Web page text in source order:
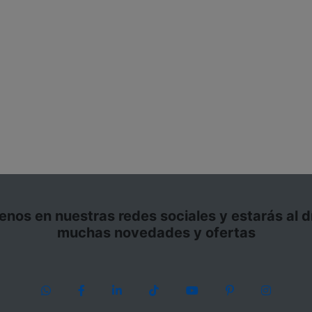
en nuestras redes sociales y estarás al
muchas novedades y ofertas
WhatsAppFacebookLinkedInTikTok YouTubePinterest